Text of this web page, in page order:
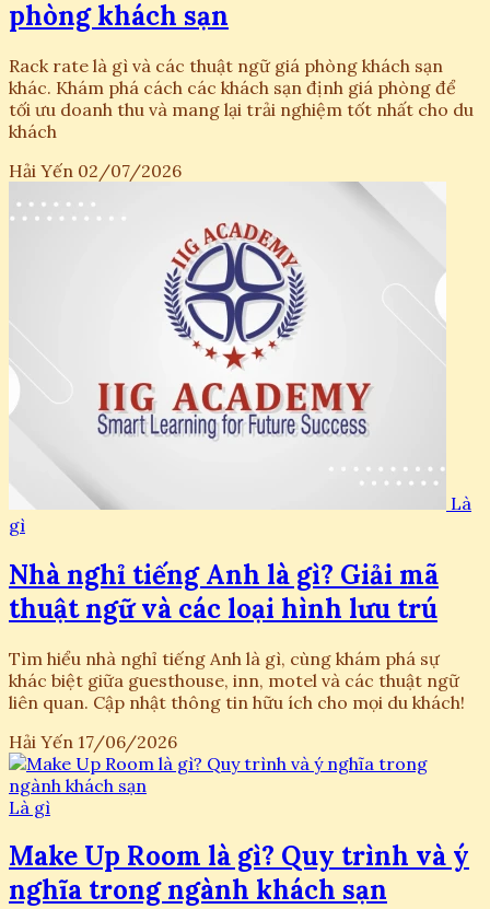
phòng khách sạn
Rack rate là gì và các thuật ngữ giá phòng khách sạn
khác. Khám phá cách các khách sạn định giá phòng để
tối ưu doanh thu và mang lại trải nghiệm tốt nhất cho du
khách
Hải Yến 02/07/2026
Là
gì
Nhà nghỉ tiếng Anh là gì? Giải mã
thuật ngữ và các loại hình lưu trú
Tìm hiểu nhà nghỉ tiếng Anh là gì, cùng khám phá sự
khác biệt giữa guesthouse, inn, motel và các thuật ngữ
liên quan. Cập nhật thông tin hữu ích cho mọi du khách!
Hải Yến 17/06/2026
Là gì
Make Up Room là gì? Quy trình và ý
nghĩa trong ngành khách sạn